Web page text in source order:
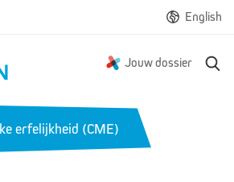
English
Jouw dossier
erfelijkheid (CME)